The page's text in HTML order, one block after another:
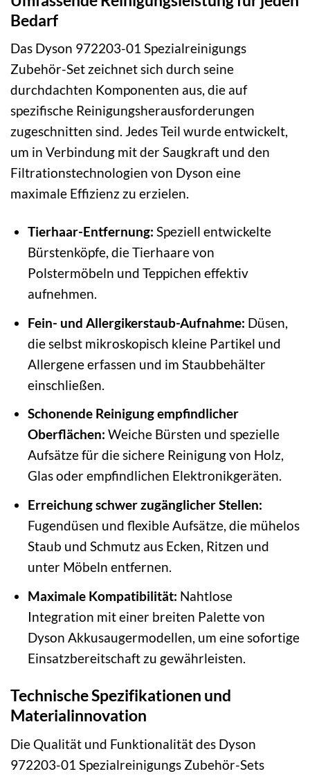
Bedarf
Das Dyson 972203-01 Spezialreinigungs
Zubehör-Set zeichnet sich durch seine
durchdachten Komponenten aus, die auf
spezifische Reinigungsherausforderungen
zugeschnitten sind. Jedes Teil wurde entwickelt,
um in Verbindung mit der Saugkraft und den
Filtrationstechnologien von Dyson eine
maximale Effizienz zu erzielen.
Tierhaar-Entfernung: Speziell entwickelte
Bürstenköpfe, die Tierhaare von
Polstermöbeln und Teppichen effektiv
aufnehmen.
Fein- und Allergikerstaub-Aufnahme: Düsen,
die selbst mikroskopisch kleine Partikel und
Allergene erfassen und im Staubbehälter
einschließen.
Schonende Reinigung empfindlicher
Oberflächen: Weiche Bürsten und spezielle
Aufsätze für die sichere Reinigung von Holz,
Glas oder empfindlichen Elektronikgeräten.
Erreichung schwer zugänglicher Stellen:
Fugendüsen und flexible Aufsätze, die mühelos
Staub und Schmutz aus Ecken, Ritzen und
unter Möbeln entfernen.
Maximale Kompatibilität: Nahtlose
Integration mit einer breiten Palette von
Dyson Akkusaugermodellen, um eine sofortige
Einsatzbereitschaft zu gewährleisten.
Technische Spezifikationen und
Materialinnovation
Die Qualität und Funktionalität des Dyson
972203-01 Spezialreinigungs Zubehör-Sets